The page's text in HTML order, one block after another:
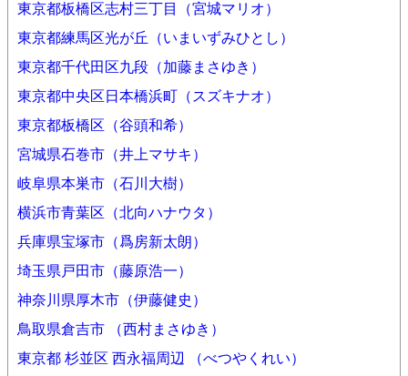
東京都板橋区志村三丁目（宮城マリオ）
東京都練馬区光が丘（いまいずみひとし）
東京都千代田区九段（加藤まさゆき）
東京都中央区日本橋浜町（スズキナオ）
東京都板橋区（谷頭和希）
宮城県石巻市（井上マサキ）
岐阜県本巣市（石川大樹）
横浜市青葉区（北向ハナウタ）
兵庫県宝塚市（爲房新太朗）
埼玉県戸田市（藤原浩一）
神奈川県厚木市（伊藤健史）
鳥取県倉吉市 （西村まさゆき）
東京都 杉並区 西永福周辺 （べつやくれい）